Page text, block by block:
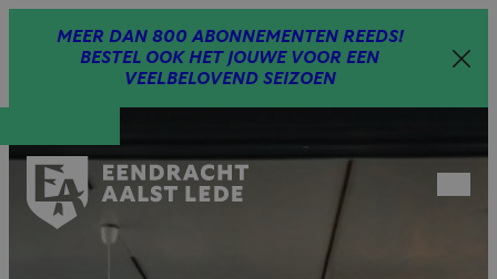
MEER DAN 800 ABONNEMENTEN REEDS!
BESTEL OOK HET JOUWE VOOR EEN
VEELBELOVEND SEIZOEN
menu